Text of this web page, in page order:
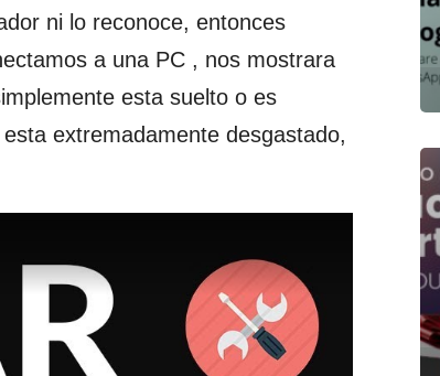
ni lo reconoce, entonces
a una PC , nos mostrara
esta suelto o es
extremadamente desgastado,